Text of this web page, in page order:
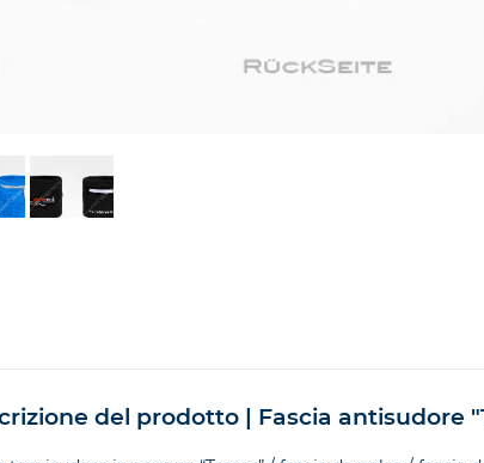
del prodotto | Fascia antisudore